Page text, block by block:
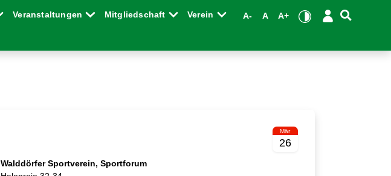
Veranstaltungen Mitgliedschaft Verein A- A A+
Mär
26
Walddörfer Sportverein, Sportforum